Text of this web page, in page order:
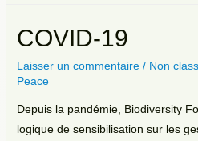
COVID-19
Laisser un commentaire / Non
Peace
Depuis la pandémie, Biodiversity
logique de sensibilisation sur les